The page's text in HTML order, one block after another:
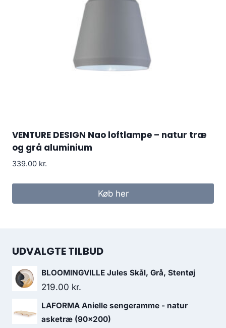
VENTURE DESIGN Nao loftlampe – natur træ
og grå aluminium
339.00 kr.
Køb her
UDVALGTE TILBUD
BLOOMINGVILLE Jules Skål, Grå, Stentøj
219.00 kr.
LAFORMA Anielle sengeramme - natur
asketræ (90x200)